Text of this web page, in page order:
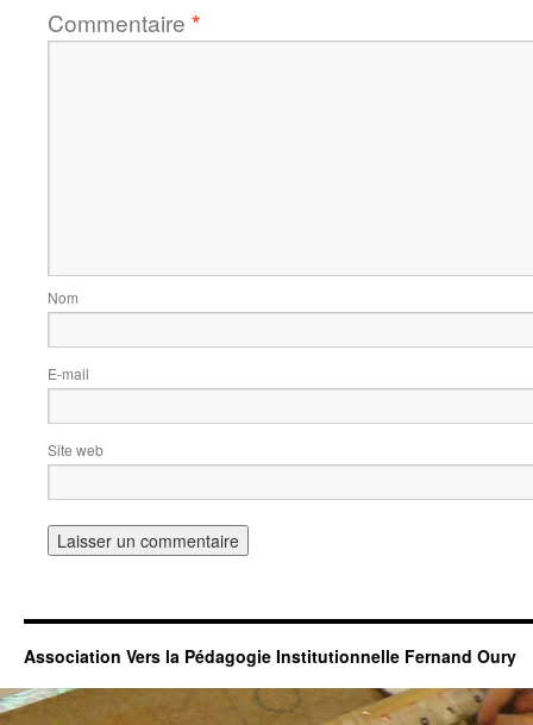
Commentaire *
Nom
E-mail
Site web
Association Vers la Pédagogie Institutionnelle Fernand Oury